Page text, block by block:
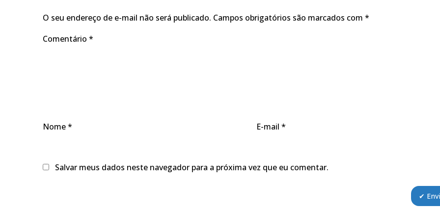
O seu endereço de e-mail não será publicado. Campos obrigatórios são marcados com *
Comentário *
Nome* E-mail *
Salvar meus dados neste navegador para a próxima vez que eu comentar.